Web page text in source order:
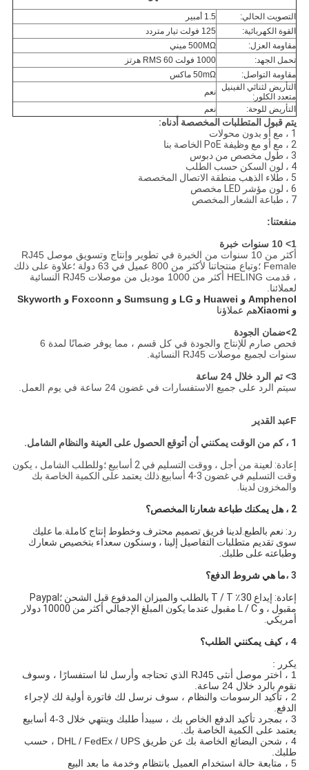
التصويت الحالي:
1.5 أمبير
القوة الكهربائية:
125 فولت تيار متردد
مقاومة العزل:
500MΩ ميني
تحمل الجهد:
1000 فولت RMS 60 هرتز
مقاومة التواصل:
50mΩ ماكس
التأريض لثنائي الفينيل
متعدد الكلور:
نعم
التأريض للوحة:
نعم
يتم قبول المتطلبات المخصصة أدناه:
1 ، مع أو بدون محولات
2 ، مع أو مع وظيفة PoE الخاصة بنا
3 ، طول مخصص من دبوس
4 ، لون السكن حسب الطلب
5 ، طلاء الذهب منطقة الاتصال المخصصة
6 ، لون مؤشر LED مخصص
7 ، طباعة الشعار المخصص
منفعتنا:
1> 10 سنوات خبرة
أكثر من 10 سنوات من الخبرة في تطوير وإنتاج وتسويق موصل RJ45
Female ؛وتباع منتجاتنا لأكثر من 800 عميل في 63 دولة ؛علاوة على ذلك
، قدمت HELING أكثر من 1000 موديل من موصلات RJ45 النسائية
لعملائنا.
Amphenol و Huawei و LG و Sumsung و Foxconn و Skyworth
و Xiaomi
هم عملاؤنا
2> ضمان الجودة
فحص صارم للإنتاج والجودة في كل قسم ، مما يوفر ضمانًا لمدة 6
سنوات لجميع موصلات RJ45 النسائية.
3> تم الرد خلال 24 ساعة
سيتم الرد على جميع الاستفسارات في غضون 24 ساعة في يوم العمل.
Fعبد القدير
1 ، كم من الوقت يمكنني أن أتوقع الحصول على العينة والنظام الشامل.
إعادة: لعينة من أجل ، ووقت التسليم في 2 أسابيع ؛وللطلب الشامل ، يكون
وقت التسليم في غضون 3-4 أسابيع.ذلك يعتمد على الكمية الخاصة بك
والمخزون لدينا.
2 ، هل يمكنك طباعة شعارنا المخصص؟
رد: نعم بالطبع.لدينا فريق تصميم محترف وخطوط إنتاج كاملة.ما عليك
سوى تقديم متطلبات التفاصيل إلينا ، وسنكون سعداء بتخصيص شعارك
وطباعته على طلبك.
3 ، ما هي شروط الدفع؟
إعادة: إيداع 30٪ T / T بالطلب والميزان المدفوع قبل الشحن ؛Paypal
مقبول ، و L / C مقبول عندما يكون المبلغ الإجمالي أكثر من 10000 دولار
أمريكي.
4 ، كيف يمكنني الطلب؟
يكرر :
1 ، اختر موصل أنثى RJ45 الذي تحتاجه وأرسل لنا استفسارًا ، وسوف
نقوم بالرد خلال 24 ساعة.
2 ، تأكيد الرسومات والنظام ، سوف نرسل لك فاتورة أولية لك لإجراء
الدفع.
3 ، بمجرد تأكيد الدفع الخاص بك ، سيبدأ طلبك وينتهي خلال 3-4 أسابيع
يعتمد على الكمية الخاصة بك.
4 ، شحن البضائع الخاصة بك عن طريق DHL / FedEx / UPS ، حسب
طلبك.
5 ، متابعة حالة استخدام العميل بانتظام وخدمة ما بعد البيع